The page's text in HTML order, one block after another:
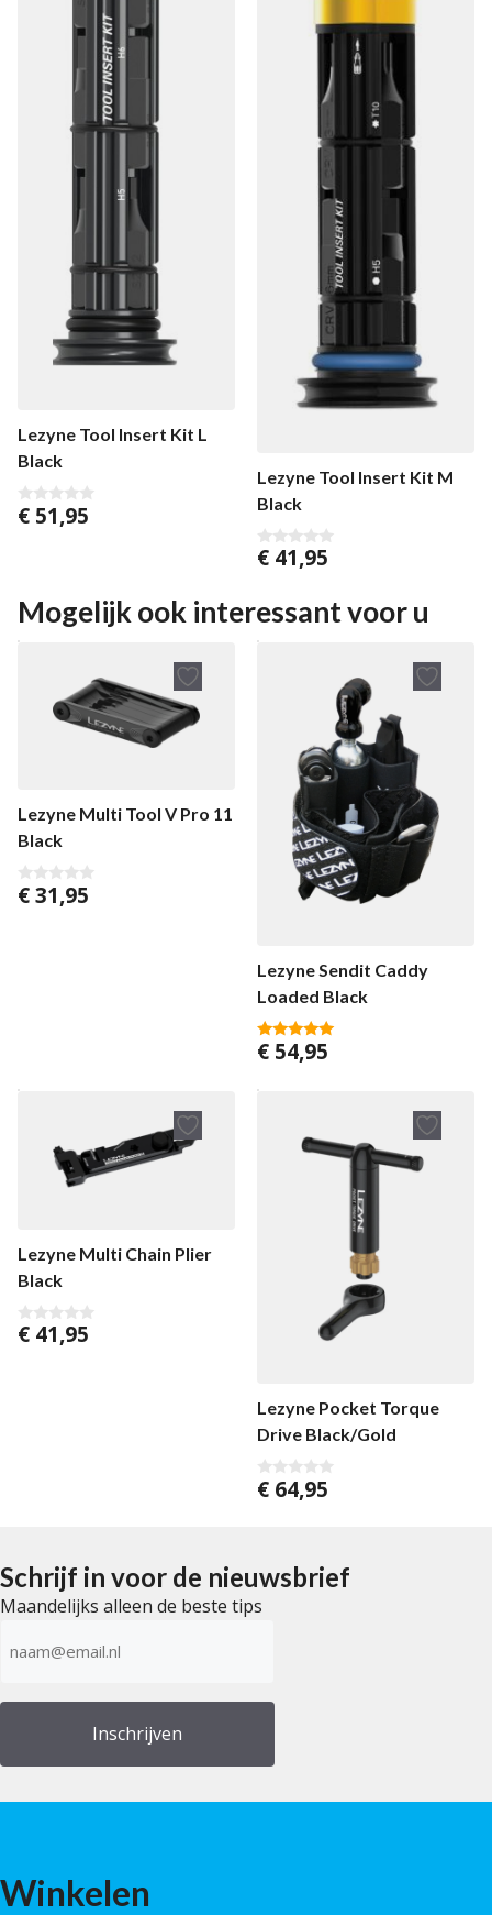
Lezyne Tool Insert Kit L
Black
0
€ 51,95
Lezyne Tool Insert Kit M
Black
0
5
€ 41,95
Mogelijk ook interessant voor u
Lezyne Multi Tool V Pro 11
Black
0
€31,95
Lezyne Sendit Caddy
Loaded Black
5.00
€ 54,95
Lezyne Multi Chain Plier
Black
0
€ 41,95
Lezyne Pocket Torque
Drive Black/Gold
0
v
€ 64,95
Schrijf in voor de nieuwsbrief
Maandelijks alleen de beste tips
mailadres
Winkelen